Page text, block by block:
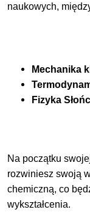
naukowych,
Mechanika
Fizyka
Na początku
rozwiniesz swoją
chemiczną, co
wykształcenia.